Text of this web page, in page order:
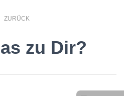
Job, der Dir
ZURÜCK
zu Dir?